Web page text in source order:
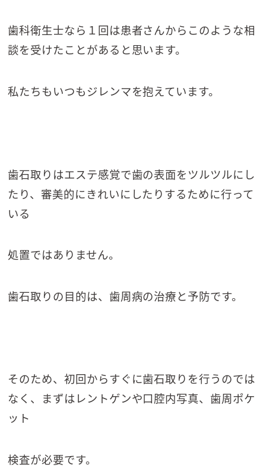
歯科衛生士なら１回は患者さんからこのような相
談を受けたことがあると思います。
私たちもいつもジレンマを抱えています。
歯石取りはエステ感覚で歯の表面をツルツルにし
たり、審美的にきれいにしたりするために行って
いる
処置ではありません。
歯石取りの目的は、歯周病の治療と予防です。
そのため、初回からすぐに歯石取りを行うのでは
なく、まずはレントゲンや口腔内写真、歯周ポケ
ット
検査が必要です。